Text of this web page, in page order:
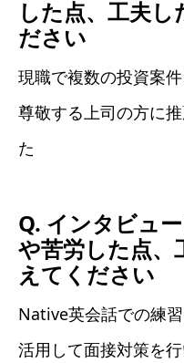
した点、工夫し
ださい
現職で複数の投資案
尊敬する上司の方に
た
Q. インタビュ
や苦労した点、
えてください
Native英会話での練
活用して面接対策を